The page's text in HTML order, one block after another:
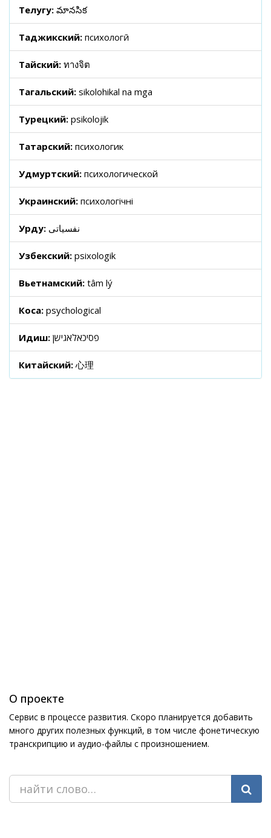
Телугу: మానసిక
Таджикский: психологӣ
Тайский: ทางจิต
Тагальский: sikolohikal na mga
Турецкий: psikolojik
Татарский: психологик
Удмуртский: психологической
Украинский: психологічні
Урду: نفسیاتی
Узбекский: psixologik
Вьетнамский: tâm lý
Коса: psychological
Идиш: פסיכאלאגישן
Китайский: 心理
О проекте
Сервис в процессе развития. Скоро планируется добавить
много других полезных функций, в том числе фонетическую
транскрипцию и аудио-файлы с произношением.